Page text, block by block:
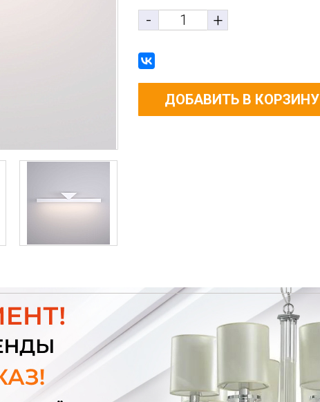
- +
ДОБАВИТЬ В КОРЗИНУ